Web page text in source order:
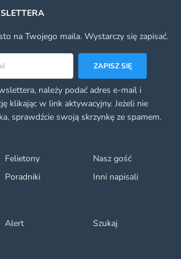
Felietony
Nasz gość
Poradniki
Inni napisali
Alert Szukaj
na Twojego maila. Wystarczy się zapisać.
ZAPISZ SIĘ
należy podać adres e-mail i
klikając w link aktywacyjny. Jeżeli nie
sprawdźcie swoją skrzynkę ze spamem.